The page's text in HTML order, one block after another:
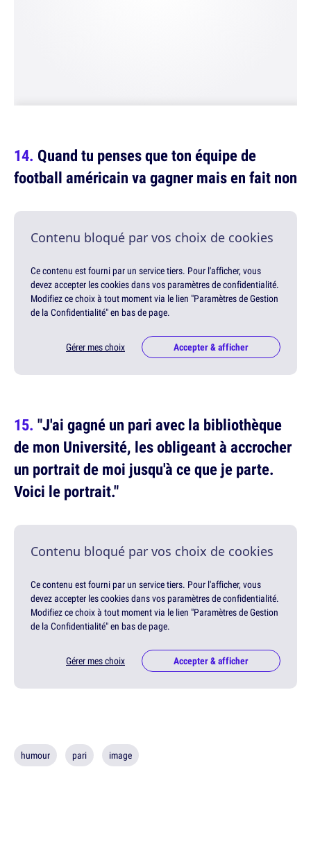
Quand tu penses que ton équipe de
football américain va gagner mais en fait non
Contenu bloqué par vos choix de cookies
Ce contenu est fourni par un service tiers. Pour l'afficher, vous
devez accepter les cookies dans vos paramètres de confidentialité.
Modifiez ce choix à tout moment via le lien "Paramètres de Gestion
de la Confidentialité" en bas de page.
Gérer mes choix Accepter & afficher
"J'ai gagné un pari avec la bibliothèque
de mon Université, les obligeant à accrocher
un portrait de moi jusqu'à ce que je parte.
Voici le portrait."
Contenu bloqué par vos choix de cookies
Ce contenu est fourni par un service tiers. Pour l'afficher, vous
devez accepter les cookies dans vos paramètres de confidentialité.
Modifiez ce choix à tout moment via le lien "Paramètres de Gestion
de la Confidentialité" en bas de page.
Gérer mes choix Accepter & afficher
humour pari image